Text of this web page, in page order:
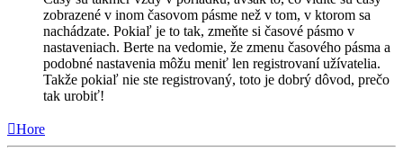
zobrazené v inom časovom pásme než v tom, v ktorom sa
nachádzate. Pokiaľ je to tak, zmeňte si časové pásmo v
nastaveniach. Berte na vedomie, že zmenu časového pásma a
podobné nastavenia môžu meniť len registrovaní užívatelia.
Takže pokiaľ nie ste registrovaný, toto je dobrý dôvod, prečo
tak urobiť!
Hore